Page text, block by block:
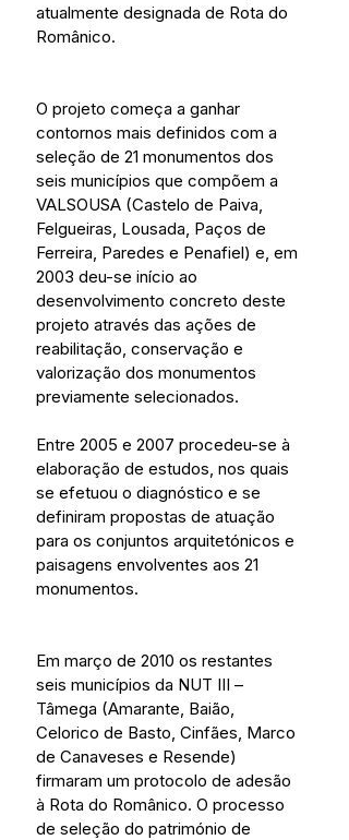
atualmente designada de Rota do
Românico.
O projeto começa a ganhar
contornos mais definidos com a
seleção de 21 monumentos dos
seis municípios que compõem a
VALSOUSA (Castelo de Paiva,
Felgueiras, Lousada, Paços de
Ferreira, Paredes e Penafiel) e, em
2003 deu-se início ao
desenvolvimento concreto deste
projeto através das ações de
reabilitação, conservação e
valorização dos monumentos
previamente selecionados.
Entre 2005 e 2007 procedeu-se à
elaboração de estudos, nos quais
se efetuou o diagnóstico e se
definiram propostas de atuação
para os conjuntos arquitetónicos e
paisagens envolventes aos 21
monumentos.
Em março de 2010 os restantes
seis municípios da NUT III –
Tâmega (Amarante, Baião,
Celorico de Basto, Cinfães, Marco
de Canaveses e Resende)
firmaram um protocolo de adesão
à Rota do Românico. O processo
de seleção do património de